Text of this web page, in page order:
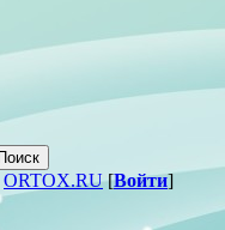
ORTOX.RU[Войти]